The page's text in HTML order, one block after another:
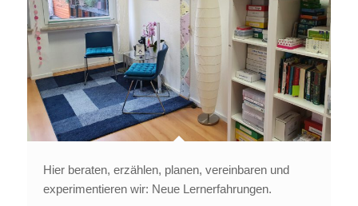
Hier beraten, erzählen, planen, vereinbaren und
experimentieren wir: Neue Lernerfahrungen.